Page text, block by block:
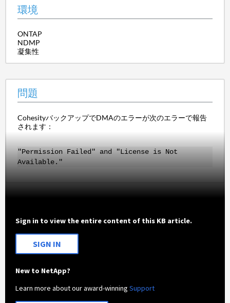
環境
ONTAP
NDMP
凝集性
問題
CohesityバックアップでDMAのエラーが次のエラーで報告
されます：
"Permission Failed" and "License is Not
Available."
Sign in to view the entire content of this KB article.
SIGN IN
New to NetApp?
Learn more about our award-winningSupport